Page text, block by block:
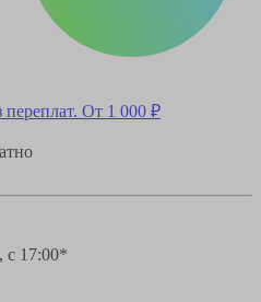
переплат. От 1 000 ₽
с 17:00*